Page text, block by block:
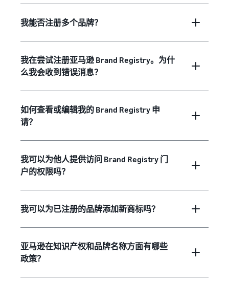
我能否注册多个品牌？
我在尝试注册亚马逊 Brand Registry。为什
么我会收到错误消息？
如何查看或编辑我的 Brand Registry 申
请？
我可以为他人提供访问 Brand Registry 门
户的权限吗？
我可以为已注册的品牌添加新商标吗？
亚马逊在知识产权和品牌名称方面有哪些
政策？